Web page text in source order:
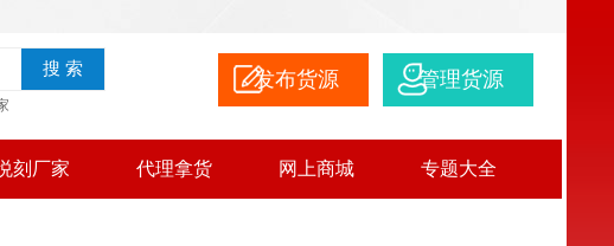
搜 索 发布货源 管理货源
刻厂家 代理拿货 网上商城 专题大全